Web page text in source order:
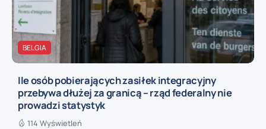
BELGIA
Ile osób pobierających zasiłek integracyjny
przebywa dłużej za granicą – rząd federalny nie
prowadzi statystyk
114 Wyświetleń